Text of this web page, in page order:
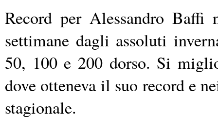
Record per Alessandro
settimane dagli assoluti
50, 100 e 200 dorso. Si
dove otteneva il suo record e
stagionale.